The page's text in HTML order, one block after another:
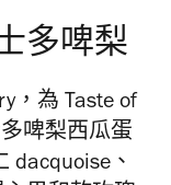
多啤梨
，為 Taste of
啤梨西瓜蛋
dacquoise、